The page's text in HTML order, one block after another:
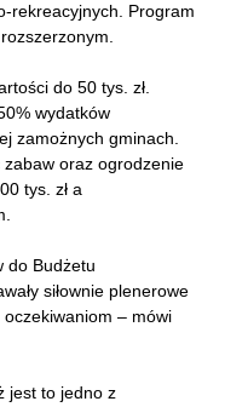
rekreacyjnych. Program
do 50 tys. zł.
wydatków
zamożnych gminach.
oraz ogrodzenie
tys. zł a
do Budżetu
siłownie plenerowe
– mówi
jest to jedno z